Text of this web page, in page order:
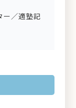
ー／適塾記